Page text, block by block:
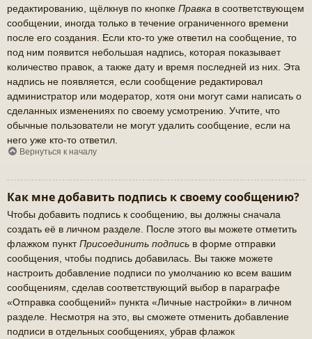
редактированию, щёлкнув по кнопке Правка в соответствующем
сообщении, иногда только в течение ограниченного времени
после его создания. Если кто-то уже ответил на сообщение, то
под ним появится небольшая надпись, которая показывает
количество правок, а также дату и время последней из них. Эта
надпись не появляется, если сообщение редактировал
администратор или модератор, хотя они могут сами написать о
сделанных изменениях по своему усмотрению. Учтите, что
обычные пользователи не могут удалить сообщение, если на
него уже кто-то ответил.
Вернуться к началу
Как мне добавить подпись к своему сообщению?
Чтобы добавить подпись к сообщению, вы должны сначала
создать её в личном разделе. После этого вы можете отметить
флажком пунктПрисоединить подпись в форме отправки
сообщения, чтобы подпись добавилась. Вы также можете
настроить добавление подписи по умолчанию ко всем вашим
сообщениям, сделав соответствующий выбор в параграфе
«Отправка сообщений» пункта «Личные настройки» в личном
разделе. Несмотря на это, вы сможете отменить добавление
подписи в отдельных сообщениях, убрав флажок